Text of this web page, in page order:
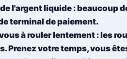
l'argent liquide : beaucoup
terminal de paiement.
à rouler lentement : les
Prenez votre temps, vous